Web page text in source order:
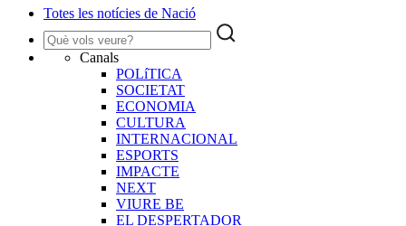
Totes les notícies de Nació
Canals
POLíTICA
SOCIETAT
ECONOMIA
CULTURA
INTERNACIONAL
ESPORTS
IMPACTE
NEXT
VIURE BE
EL DESPERTADOR